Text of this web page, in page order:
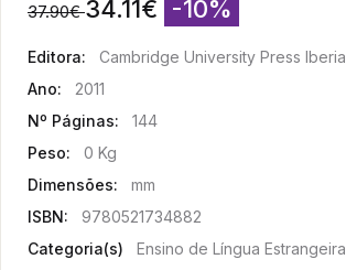
37.90€ 34.11€ -10%
Editora:
Cambridge University Press Iberia
Ano:
2011
Nº Páginas:
144
Peso:
0 Kg
Dimensões:
mm
ISBN:
9780521734882
Categoria(s)
Ensino de Língua Estrangeira